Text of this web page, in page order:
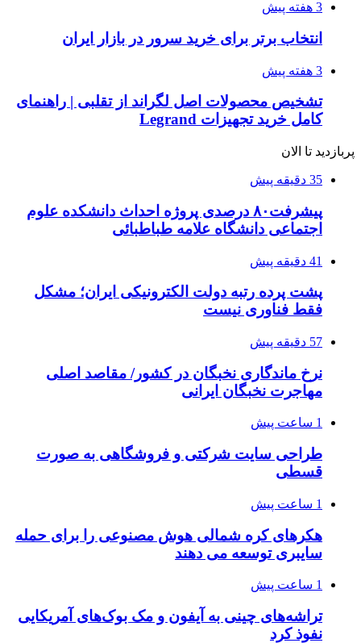
3 هفته پیش
انتخاب برتر برای خرید سرور در بازار ایران
3 هفته پیش
تشخیص محصولات اصل لگراند از تقلبی | راهنمای
کامل خرید تجهیزات Legrand
پربازدید تا الان
35 دقیقه پیش
پیشرفت۸۰ درصدی پروژه احداث دانشکده علوم
اجتماعی دانشگاه علامه طباطبائی
41 دقیقه پیش
پشت پرده رتبه دولت الکترونیکی ایران؛ مشکل
فقط فناوری نیست
57 دقیقه پیش
نرخ ماندگاری نخبگان در کشور/ مقاصد اصلی
مهاجرت نخبگان ایرانی
1 ساعت پیش
طراحی سایت شرکتی و فروشگاهی به صورت
قسطی
1 ساعت پیش
هکرهای کره شمالی هوش مصنوعی را برای حمله
سایبری توسعه می دهند
1 ساعت پیش
تراشه‌های چینی به آیفون و مک بوک‌های آمریکایی
نفوذ کرد